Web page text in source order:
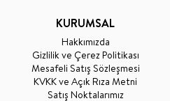
KURUMSAL
Hakkımızda
Gizlilik ve Çerez Politikası
Mesafeli Satış Sözleşmesi
KVKK ve Açık Rıza Metni
Satış Noktalarımız